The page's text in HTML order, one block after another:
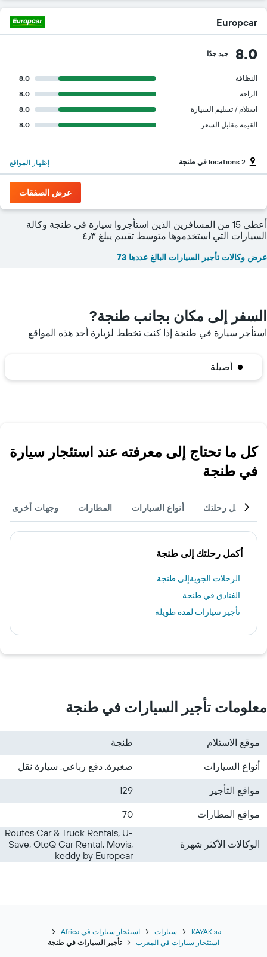
Europcar
8.0 جيد جدًا
النظافة
8.0
الراحة
8.0
استلام / تسليم السيارة
8.0
القيمة مقابل السعر
8.0
2 locations في طنجة إظهار المواقع
عرض الصفقات
أعطى 15 من المسافرين الذين استأجروا سيارة في طنجة وكالة
السيارات التي استخدموها متوسط تقييم يبلغ ٤٫٣
عرض وكالات تأجير السيارات البالغ عددها 73
السفر إلى مكان بجانب طنجة?
استأجر سيارة في طنجة إذا كنت تخطط لزيارة أحد هذه المواقع
أصيلة
كل ما تحتاج إلى معرفته عند استئجار سيارة
في طنجة
أكمل رحلتك أنواع السيارات المطارات وجهات أخرى
أكمل رحلتك إلى طنجة
الرحلات الجويةإلى طنجة
الفنادق في طنجة
تأجير سيارات لمدة طويلة
معلومات تأجير السيارات في طنجة
موقع الاستلام
طنجة
أنواع السيارات
صغيرة, دفع رباعي, سيارة نقل
مواقع التأجير
129
مواقع المطارات
70
الوكالات الأكثر شهرة
Routes Car & Truck Rentals, U-
Save, OtoQ Car Rental, Movis,
keddy by Europcar
KAYAK.sa سيارات
استئجار سيارات في Africa
استئجار سيارات في المغرب
تأجير السيارات في طنجة